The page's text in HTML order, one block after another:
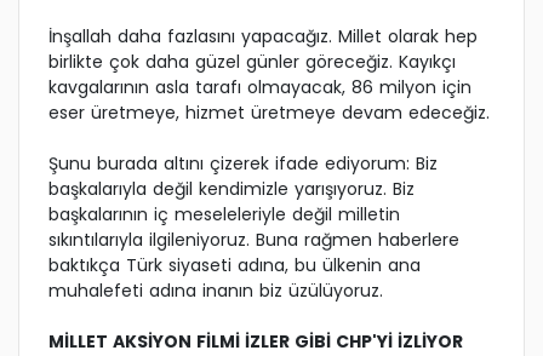
İnşallah daha fazlasını yapacağız. Millet olarak hep
birlikte çok daha güzel günler göreceğiz. Kayıkçı
kavgalarının asla tarafı olmayacak, 86 milyon için
eser üretmeye, hizmet üretmeye devam edeceğiz.
Şunu burada altını çizerek ifade ediyorum: Biz
başkalarıyla değil kendimizle yarışıyoruz. Biz
başkalarının iç meseleleriyle değil milletin
sıkıntılarıyla ilgileniyoruz. Buna rağmen haberlere
baktıkça Türk siyaseti adına, bu ülkenin ana
muhalefeti adına inanın biz üzülüyoruz.
MİLLET AKSİYON FİLMİ İZLER GİBİ CHP'Yİ İZLİYOR